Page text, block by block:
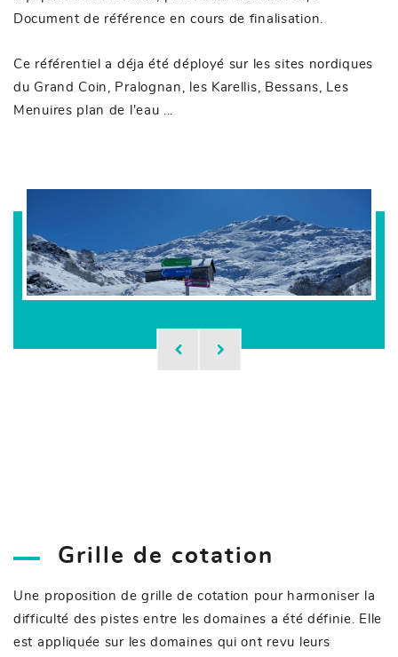
Document de référence en cours de finalisation.
Ce référentiel a déja été déployé sur les sites nordiques
du Grand Coin, Pralognan, les Karellis, Bessans, Les
Menuires plan de l'eau ...
Grille de cotation
Une proposition de grille de cotation pour harmoniser la
difficulté des pistes entre les domaines a été définie. Elle
est appliquée sur les domaines qui ont revu leurs